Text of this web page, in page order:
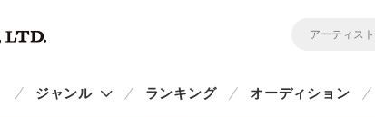
ジャンル ランキング オーディション